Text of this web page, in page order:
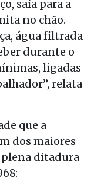
saía para a
no chão.
água filtrada
durante o
ligadas
relata
que a
dos maiores
plena ditadura